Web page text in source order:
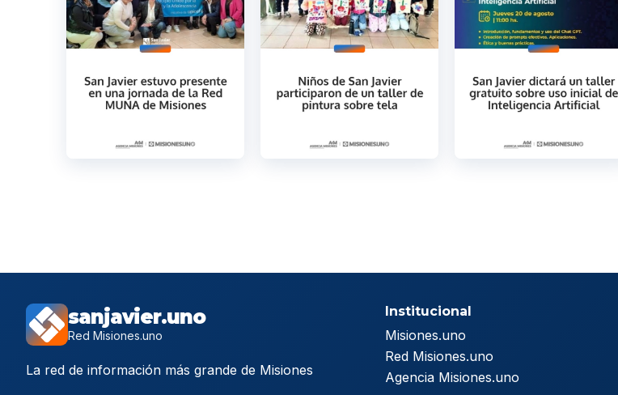
sanjavier.uno
Red Misiones.uno
La red de información más grande de Misiones
Institucional
Misiones.uno
Red Misiones.uno
Agencia Misiones.uno